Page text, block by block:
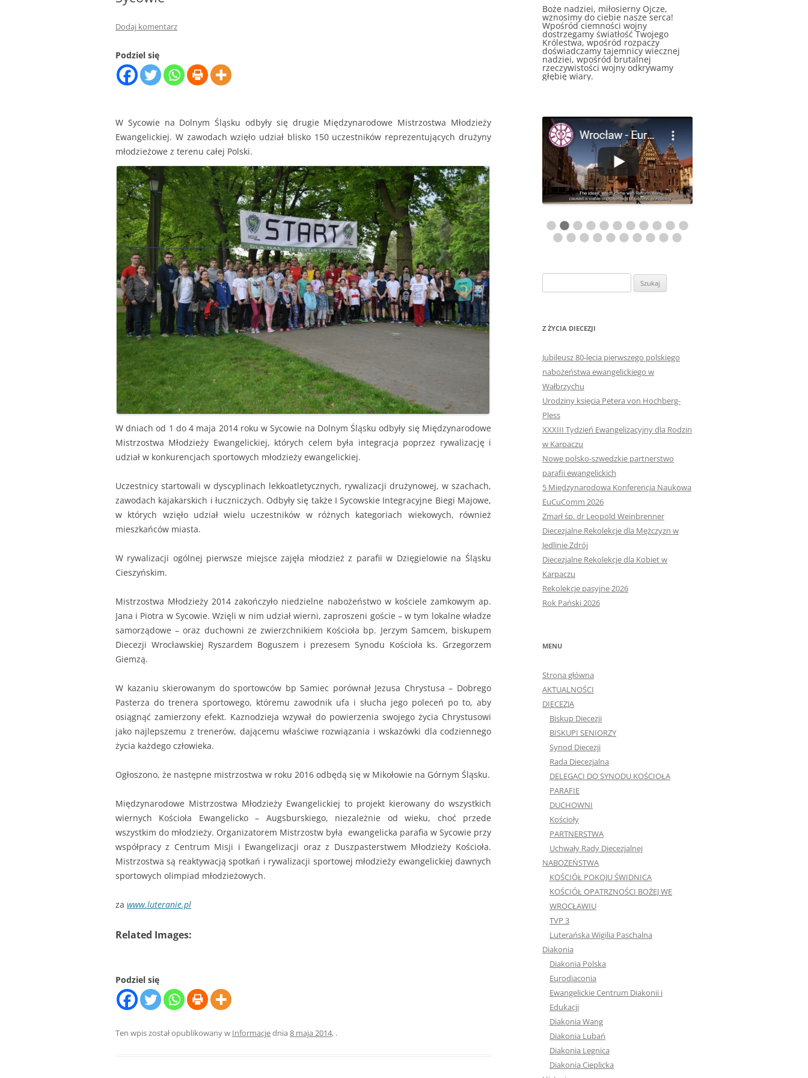
Dodaj komentarz
Podziel się
W Sycowie na Dolnym Śląsku odbyły się drugie Międzynarodowe Mistrzostwa Młodzieży
Ewangelickiej. W zawodach wzięło udział blisko 150 uczestników reprezentujących drużyny
młodzieżowe z terenu całej Polski.
W dniach od 1 do 4 maja 2014 roku w Sycowie na Dolnym Śląsku odbyły się Międzynarodowe
Mistrzostwa Młodzieży Ewangelickiej, których celem była integracja poprzez rywalizację i
udział w konkurencjach sportowych młodzieży ewangelickiej.
Uczestnicy startowali w dyscyplinach lekkoatletycznych, rywalizacji drużynowej, w szachach,
zawodach kajakarskich i łuczniczych. Odbyły się także I Sycowskie Integracyjne Biegi Majowe,
w których wzięło udział wielu uczestników w różnych kategoriach wiekowych, również
mieszkańców miasta.
W rywalizacji ogólnej pierwsze miejsce zajęła młodzież z parafii w Dzięgielowie na Śląsku
Cieszyńskim.
Mistrzostwa Młodzieży 2014 zakończyło niedzielne nabożeństwo w kościele zamkowym ap.
Jana i Piotra w Sycowie. Wzięli w nim udział wierni, zaproszeni goście – w tym lokalne władze
samorządowe – oraz duchowni ze zwierzchnikiem Kościoła bp. Jerzym Samcem, biskupem
Diecezji Wrocławskiej Ryszardem Boguszem i prezesem Synodu Kościoła ks. Grzegorzem
Giemzą.
W kazaniu skierowanym do sportowców bp Samiec porównał Jezusa Chrystusa – Dobrego
Pasterza do trenera sportowego, któremu zawodnik ufa i słucha jego poleceń po to, aby
osiągnąć zamierzony efekt. Kaznodzieja wzywał do powierzenia swojego życia Chrystusowi
jako najlepszemu z trenerów, dającemu właściwe rozwiązania i wskazówki dla codziennego
życia każdego człowieka.
Ogłoszono, że następne mistrzostwa w roku 2016 odbędą się w Mikołowie na Górnym Śląsku.
Międzynarodowe Mistrzostwa Młodzieży Ewangelickiej to projekt kierowany do wszystkich
wiernych Kościoła Ewangelicko – Augsburskiego, niezależnie od wieku, choć przede
wszystkim do młodzieży. Organizatorem Mistrzostw była ewangelicka parafia w Sycowie przy
współpracy z Centrum Misji i Ewangelizacji oraz z Duszpasterstwem Młodzieży Kościoła.
Mistrzostwa są reaktywacją spotkań i rywalizacji sportowej młodzieży ewangelickiej dawnych
sportowych olimpiad młodzieżowych.
za www.luteranie.pl
Related Images:
Podziel się
Ten wpis został opublikowany w Informacjednia 8 maja 2014, .
Boże nadziei, miłosierny Ojcze,
wznosimy do ciebie nasze serca!
Wpośród ciemności wojny
dostrzegamy światłość Twojego
Królestwa, wpośród rozpaczy
doświadczamy tajemnicy wiecznej
nadziei, wpośród brutalnej
rzeczywistości wojny odkrywamy
głębię wiary.
Z ŻYCIA DIECEZJI
Jubileusz 80-lecia pierwszego polskiego
nabożeństwa ewangelickiego w
Wałbrzychu
Urodziny księcia Petera von Hochberg-
Pless
XXXIII Tydzień Ewangelizacyjny dla Rodzin
w Karpaczu
Nowe polsko-szwedzkie partnerstwo
parafii ewangelickich
5 Międzynarodowa Konferencja Naukowa
EuCuComm 2026
Zmarł śp. dr Leopold Weinbrenner
Diecezjalne Rekolekcje dla Mężczyzn w
Jedlinie Zdrój
Diecezjalne Rekolekcje dla Kobiet w
Karpaczu
Rekolekcje pasyjne 2026
Rok Pański 2026
MENU
Strona główna
AKTUALNOŚCI
DIECEZJA
Biskup Diecezji
BISKUPI SENIORZY
Synod Diecezji
Rada Diecezjalna
DELEGACI DO SYNODU KOŚCIOŁA
PARAFIE
DUCHOWNI
Kościoły
PARTNERSTWA
Uchwały Rady Diecezjalnej
NABOŻEŃSTWA
KOŚCIÓŁ POKOJU ŚWIDNICA
KOŚCIÓŁ OPATRZNOŚCI BOŻEJ WE
WROCŁAWIU
TVP 3
Luterańska Wigilia Paschalna
Diakonia
Diakonia Polska
Eurodiaconia
Ewangelickie Centrum Diakonii i
Edukacji
Diakonia Wang
Diakonia Lubań
Diakonia Legnica
Diakonia Cieplicka